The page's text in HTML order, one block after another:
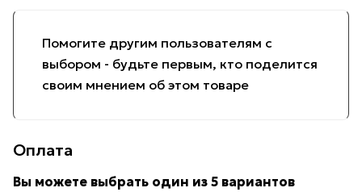
Помогите другим пользователям с
выбором - будьте первым, кто поделится
своим мнением об этом товаре
Оплата
Вы можете выбрать один из 5 вариантов